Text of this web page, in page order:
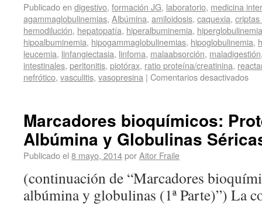
Publicado en digestivo, formación JG, laboratorio, medicina
agammaglobulinemias, Albúmina, amiloidosis, caquexia,
hemodilución, hepatopatía, hiperalbuminemia, hiperglobulinemia
hipoalbuminemia, hipogammaglobulinemias, hipoglobulinemia,
leucemia, linfangiectasia, linfoma, malaabsorción, maladigestión
intestinales, peritonitis, piotórax, ratio proteína/creatinina,
nefrótico, vasculitis, vasopresina | Comentarios desactivados
Marcadores bioquímicos:
Albúmina y Globulinas
Publicado el 8 mayo, 2014porAitor Fraile
(continuación de “Marcadores
albúmina y globulinas (1ª Parte)”) La